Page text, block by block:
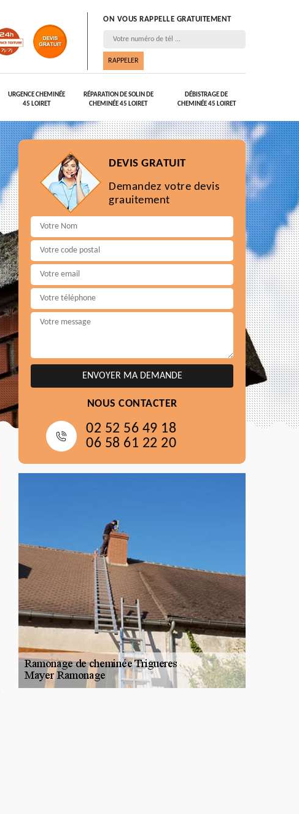
ON VOUS RAPPELLE GRATUITEMENT
URGENCE CHEMINÉE
45 LOIRET
RÉPARATION DE SOLIN DE
CHEMINÉE 45 LOIRET
DÉBISTRAGE DE
CHEMINÉE 45 LOIRET
DEVIS GRATUIT
Demandez votre devis
grauitement
NOUS CONTACTER
02 52 56 49 18
06 58 61 22 20